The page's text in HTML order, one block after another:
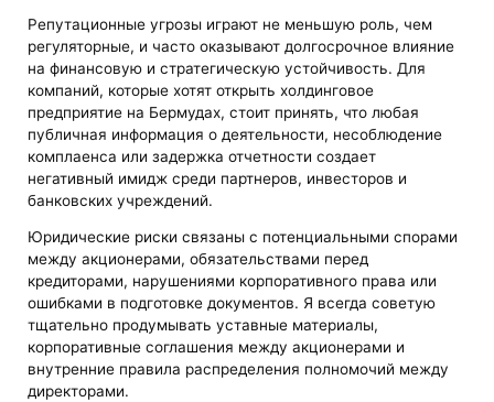
Репутационные угрозы играют не меньшую роль, чем
регуляторные, и часто оказывают долгосрочное влияние
на финансовую и стратегическую устойчивость. Для
компаний, которые хотят открыть холдинговое
предприятие на Бермудах, стоит принять, что любая
публичная информация о деятельности, несоблюдение
комплаенса или задержка отчетности создает
негативный имидж среди партнеров, инвесторов и
банковских учреждений.
Юридические риски связаны с потенциальными спорами
между акционерами, обязательствами перед
кредиторами, нарушениями корпоративного права или
ошибками в подготовке документов. Я всегда советую
тщательно продумывать уставные материалы,
корпоративные соглашения между акционерами и
внутренние правила распределения полномочий между
директорами.